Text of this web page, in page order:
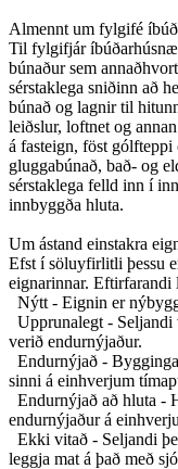
Almennt um fylgifé
Til fylgifjár
búnaður sem
sérstaklega sniðinn að
búnað og lagnir til
leiðslur, loftnet og
á fasteign, föst
gluggabúnað, bað- og
sérstaklega felld inn í
innbyggða hluta.
Um ástand einstakra
Efst í söluyfirlitli þessu
eignarinnar.
Nýtt - Eignin er
Upprunalegt -
verið endurnýjaður.
Endurnýjað -
sinni á einhverjum
Endurnýjað að hluta -
endurnýjaður á
Ekki vitað - Seljandi
leggja mat á það með